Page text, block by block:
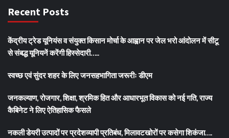
Recent Posts
केंद्रीय ट्रेड यूनियंस व संयुक्त किसान मोर्चा के आह्वान पर जेल भरो आंदोलन में सीटू
से संबद्ध यूनियनें करेंगी हिस्सेदारी…..
स्वच्छ एवं सुंदर शहर के लिए जनसहभागिता जरूरीः डीएम
जनकल्याण, रोजगार, शिक्षा, श्रमिक हित और आधारभूत विकास को नई गति, राज्य
कैबिनेट ने लिए ऐतिहासिक फैसले
नकली डेयरी उत्पादों पर प्रदेशव्यापी प्रतिबंध, मिलावटखोरों पर कसेगा शिकंजा….